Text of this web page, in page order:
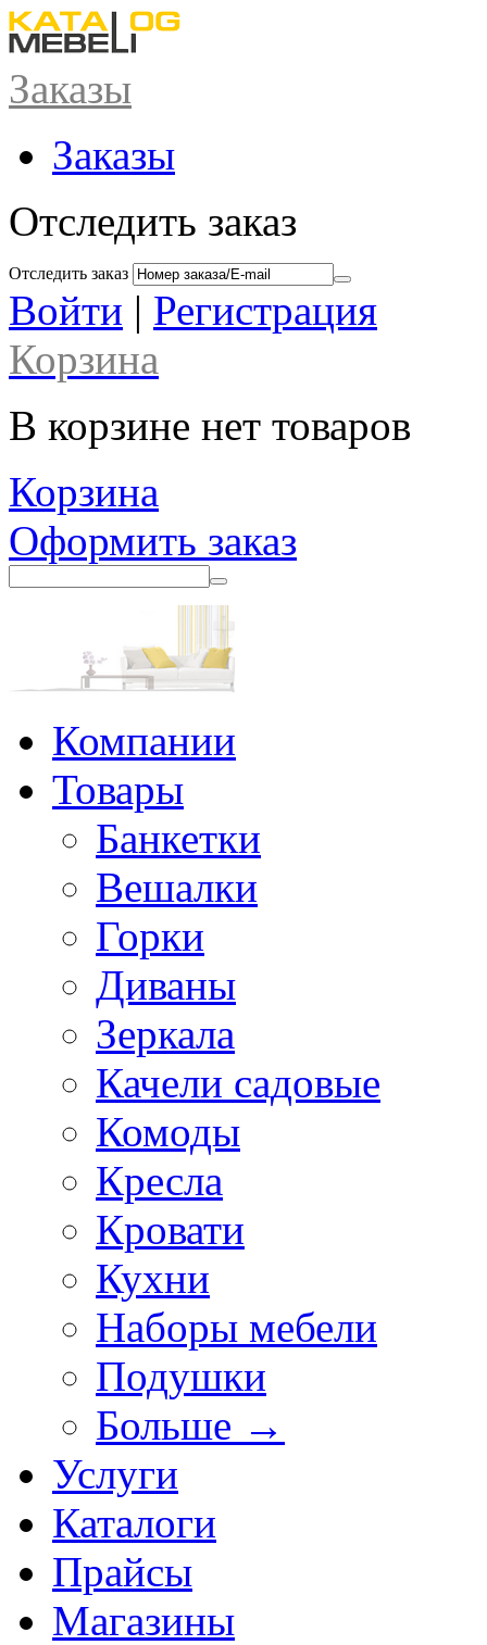
Заказы
Заказы
Отследить заказ
Отследить заказ
Войти | Регистрация
Корзина
В корзине нет товаров
Корзина
Оформить заказ
Компании
Товары
Банкетки
Вешалки
Горки
Диваны
Зеркала
Качели садовые
Комоды
Кресла
Кровати
Кухни
Наборы мебели
Подушки
Больше →
Услуги
Каталоги
Прайсы
Магазины